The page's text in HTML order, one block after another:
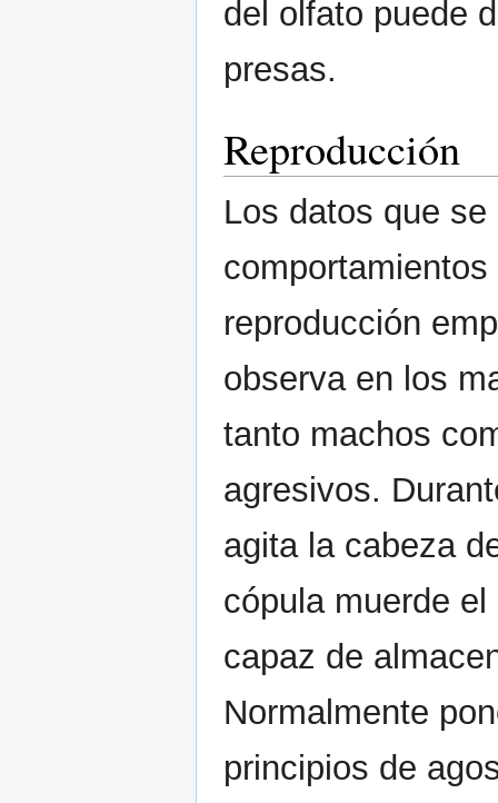
del olfato puede
presas.
Reproducción
Los datos que
reproducción
observa en los
tanto machos
agresivos.
agita la cabeza
cópula muerde
capaz de
Normalmente
principios de